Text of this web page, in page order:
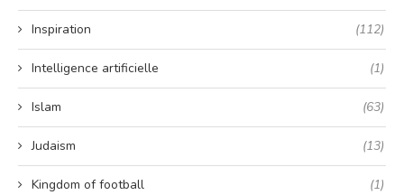
Inspiration (112)
Intelligence artificielle (1)
Islam (63)
Judaism (13)
Kingdom of football (1)